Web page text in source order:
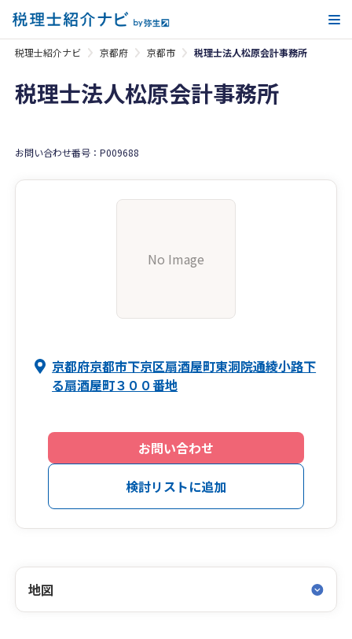
税理士紹介ナビ 京都府 京都市 税理士法人松原会計事務所
税理士法人松原会計事務所
お問い合わせ番号：P009688
No Image
京都府京都市下京区扇酒屋町東洞院通綾小路下
る扇酒屋町３００番地
お問い合わせ
検討リストに追加
地図